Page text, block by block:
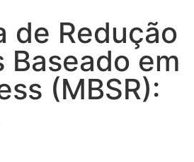
de Redução
Baseado em
(MBSR):